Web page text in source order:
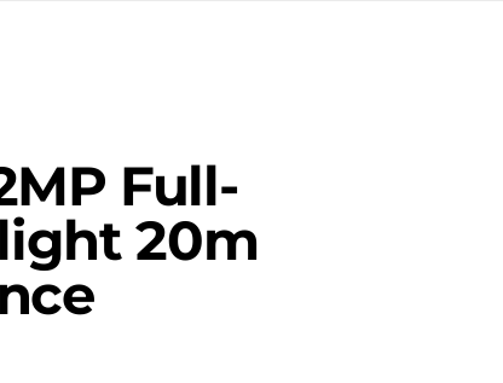
Full-
20m